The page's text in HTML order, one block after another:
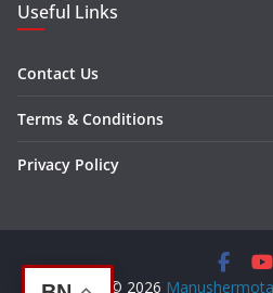
Useful Links
Contact Us
Terms & Conditions
Privacy Policy
Copyright © 2026